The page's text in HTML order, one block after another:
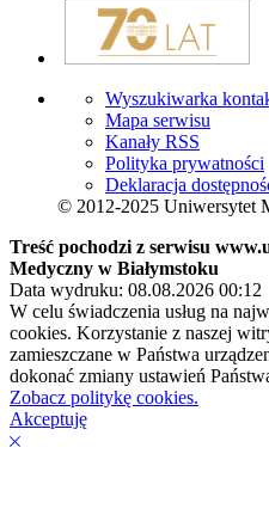
Wyszukiwarka
Mapa serwisu
Kanały RSS
Polityka prywatności
Deklaracja
© 2012-2025 Uniwersytet
Treść pochodzi z serwisu
Medyczny w Białymstoku
Data wydruku: 08.08.2026 00:12
W celu świadczenia usług na
cookies. Korzystanie z naszej
zamieszczane w Państwa
dokonać zmiany ustawień
Zobacz politykę cookies.
Akceptuję